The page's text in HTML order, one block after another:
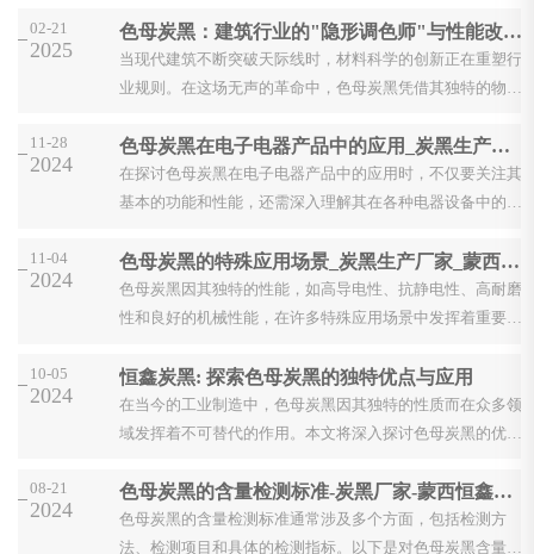
助于...
02-21
2025
色母炭黑：建筑行业的"隐形调色师"与性能改良专家_恒鑫炭黑化工
当现代建筑不断突破天际线时，材料科学的创新正在重塑行
业规则。在这场无声的革命中，色母炭黑凭借其独特的物理
的"多面...
11-28
2024
色母炭黑在电子电器产品中的应用_炭黑生产厂家_恒鑫炭黑化工
在探讨色母炭黑在电子电器产品中的应用时，不仅要关注其
基本的功能和性能，还需深入理解其在各种电器设备中的具
细...
11-04
2024
色母炭黑的特殊应用场景_炭黑生产厂家_蒙西恒鑫炭黑厂
色母炭黑因其独特的性能，如高导电性、抗静电性、高耐磨
性和良好的机械性能，在许多特殊应用场景中发挥着重要作
...
10-05
2024
恒鑫炭黑: 探索色母炭黑的独特优点与应用
在当今的工业制造中，色母炭黑因其独特的性质而在众多领
域发挥着不可替代的作用。本文将深入探讨色母炭黑的优
首先，色母炭...
08-21
2024
色母炭黑的含量检测标准-炭黑厂家-蒙西恒鑫炭黑
色母炭黑的含量检测标准通常涉及多个方面，包括检测方
法、检测项目和具体的检测指标。以下是对色母炭黑含量检